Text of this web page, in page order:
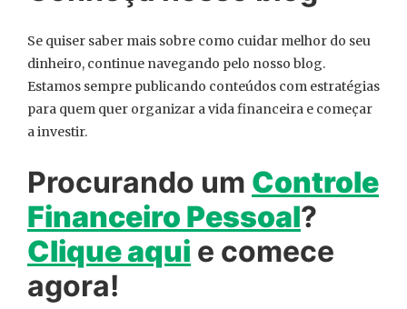
Se quiser saber mais sobre como cuidar melhor do seu
dinheiro, continue navegando pelo nosso blog.
Estamos sempre publicando conteúdos com estratégias
para quem quer organizar a vida financeira e começar
a investir.
Procurando um Controle
Financeiro Pessoal?
Clique aqui e comece
agora!